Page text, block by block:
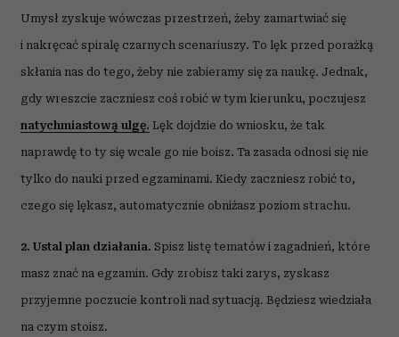
Umysł zyskuje wówczas przestrzeń, żeby zamartwiać się
i nakręcać spiralę czarnych scenariuszy. To lęk przed porażką
skłania nas do tego, żeby nie zabieramy się za naukę. Jednak,
gdy wreszcie zaczniesz coś robić w tym kierunku, poczujesz
natychmiastową ulgę. Lęk dojdzie do wniosku, że tak
naprawdę to ty się wcale go nie boisz. Ta zasada odnosi się nie
tylko do nauki przed egzaminami. Kiedy zaczniesz robić to,
czego się lękasz, automatycznie obniżasz poziom strachu.
2. Ustal plan działania. Spisz listę tematów i zagadnień, które
masz znać na egzamin. Gdy zrobisz taki zarys, zyskasz
przyjemne poczucie kontroli nad sytuacją. Będziesz wiedziała
na czym stoisz.